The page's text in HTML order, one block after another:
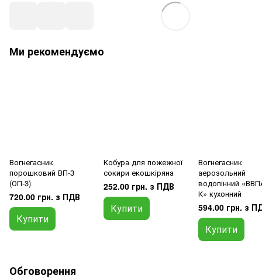
Ми рекомендуємо
Вогнегасник
порошковий ВП-3
(ОП-3)
720.00 грн. з ПДВ
Купити
Кобура для пожежної
сокири екошкіряна
252.00 грн. з ПДВ
Купити
Вогнегасник
аерозольний
водопінний
К» кухонний
594.00 грн. з
Купити
Обговорення